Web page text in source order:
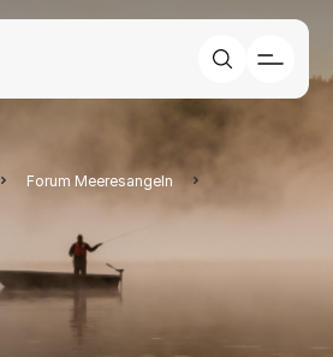
Forum Meeresangeln